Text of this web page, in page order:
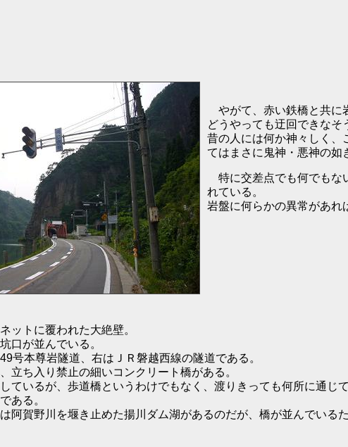
やがて、赤い鉄橋と共に
どうやっても迂回できなそ
昔の人には何か神々しく、
てはまさに鬼神・悪神の如
特に交差点でも何でもな
れている。
岩盤に何らかの異常があれ
ットに覆われた大絶壁。
口が並んでいる。
号本尊岩隧道、右はＪＲ磐越西線の隧道である。
立ち入り禁止の細いコンクリート橋がある。
ているが、歩道橋というわけでもなく、渡りきっても何所に通じ
ある。
阿賀野川を堰き止めた揚川ダム湖があるのだが、橋が並んでいる